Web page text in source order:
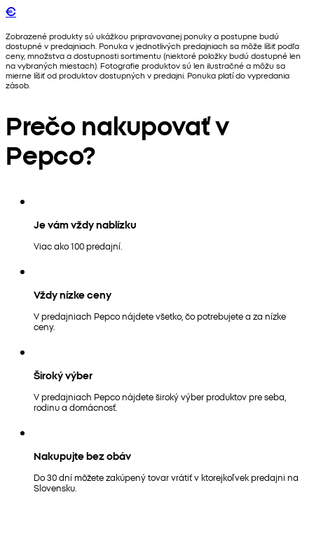
€
Zobrazené produkty sú ukážkou pripravovanej ponuky a postupne budú
dostupné v predajniach. Ponuka v jednotlivých predajniach sa môže líšiť podľa
ceny, množstva a dostupnosti sortimentu (niektoré položky budú dostupné len
na vybraných miestach). Fotografie produktov sú len ilustračné a môžu sa
mierne líšiť od produktov dostupných v predajni. Ponuka platí do vypredania
zásob.
Prečo nakupovať v
Pepco?
Je vám vždy nablízku
Viac ako 100 predajní.
Vždy nízke ceny
V predajniach Pepco nájdete všetko, čo potrebujete a za nízke
ceny.
Široký výber
V predajniach Pepco nájdete široký výber produktov pre seba,
rodinu a domácnosť.
Nakupujte bez obáv
Do 30 dní môžete zakúpený tovar vrátiť v ktorejkoľvek predajni na
Slovensku.